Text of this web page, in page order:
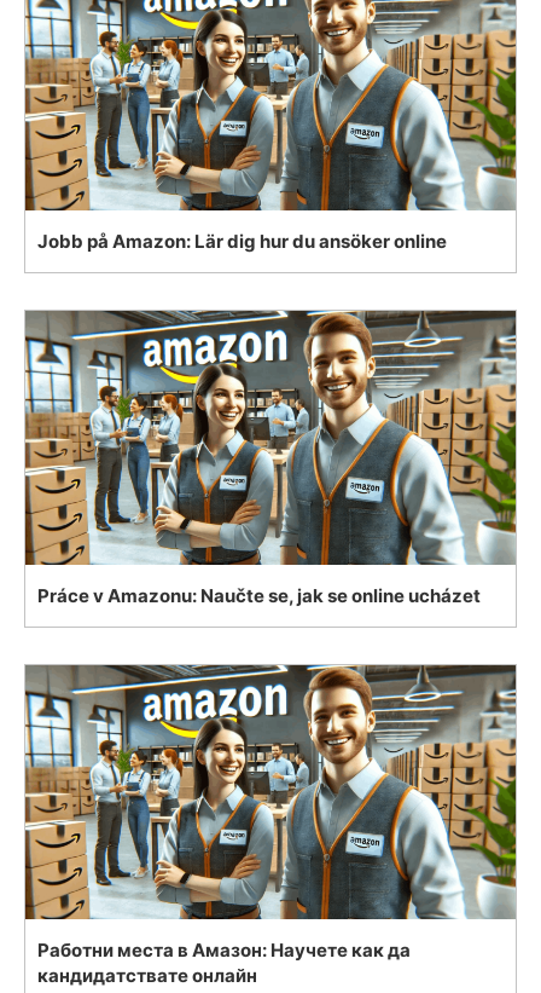
Jobb på Amazon: Lär dig hur du ansöker online
Práce v Amazonu: Naučte se, jak se online ucházet
Работни места в Амазон: Научете как да
кандидатствате онлайн